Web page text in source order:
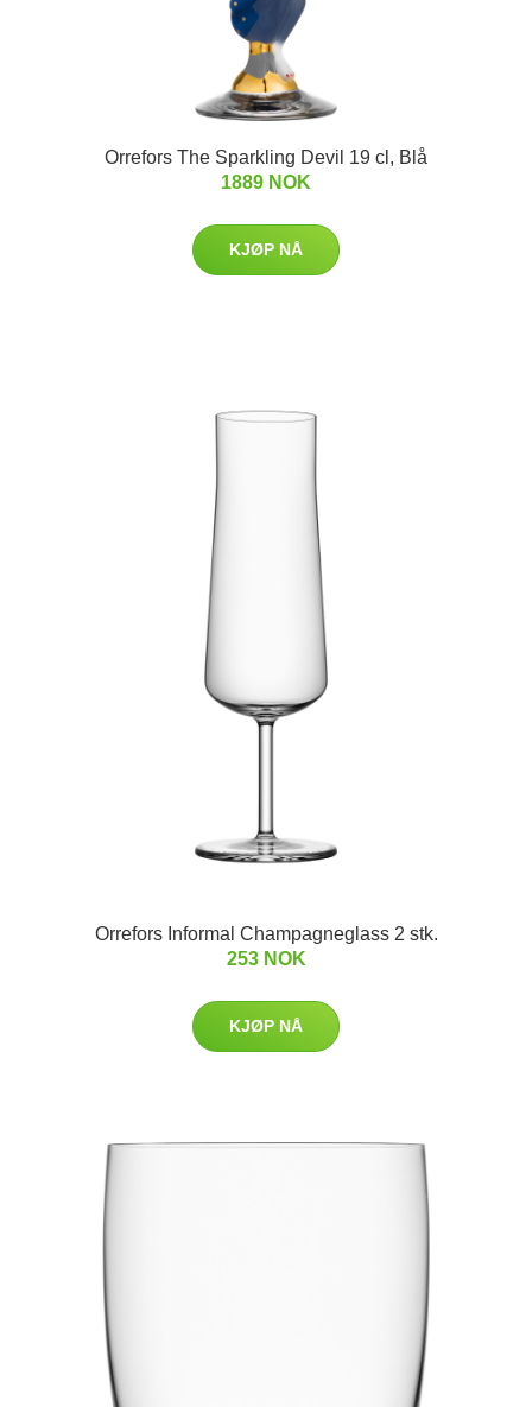
Orrefors The Sparkling Devil 19 cl, Blå
1889 NOK
KJØP NÅ
Orrefors Informal Champagneglass 2 stk.
253 NOK
KJØP NÅ